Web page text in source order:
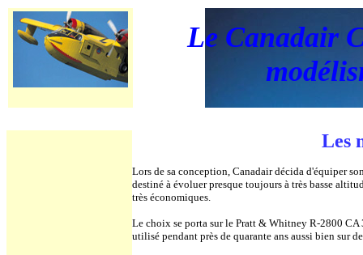
Le Canadair
Les
Lors de sa conception, Canadair décida d'équiper
destiné à évoluer presque toujours à très basse
très économiques.
Le choix se porta sur le Pratt & Whitney R-2800
utilisé pendant près de quarante ans aussi bien sur